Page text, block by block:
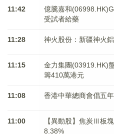
11:42
億騰嘉和
受試者給藥
11:28 神火股份：新疆神火
11:15
金力集團(03919.HK)
籌410萬港元
11:08 香港中華總商會倡五
11:00
【異動股】焦炭Ⅲ板
8.38%